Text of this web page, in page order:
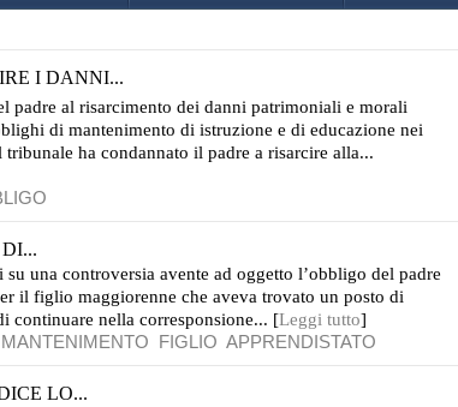
I DANNI...
padre al risarcimento dei danni patrimoniali e morali
di mantenimento di istruzione e di educazione nei
ha condannato il padre a risarcire alla...
una controversia avente ad oggetto l’obbligo del padre
il figlio maggiorenne che aveva trovato un posto di
continuare nella corresponsione... [Leggi tutto]
MANTENIMENTO FIGLIO APPRENDISTATO
LO...